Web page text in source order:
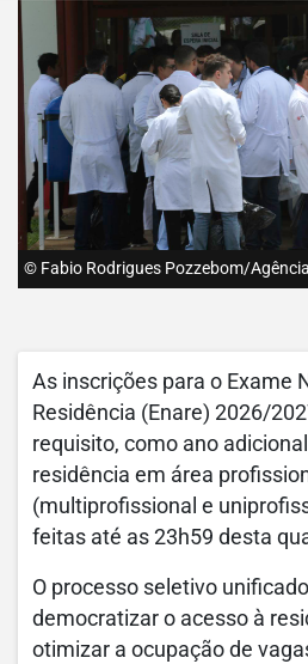
© Fabio Rodrigues Pozzebom/
As inscrições para o Exame
Residência (Enare) 2026/
requisito, como ano
residência em área
(multiprofissional e
feitas até as 23h59 desta
O processo seletivo
democratizar o acesso à
otimizar a ocupação de